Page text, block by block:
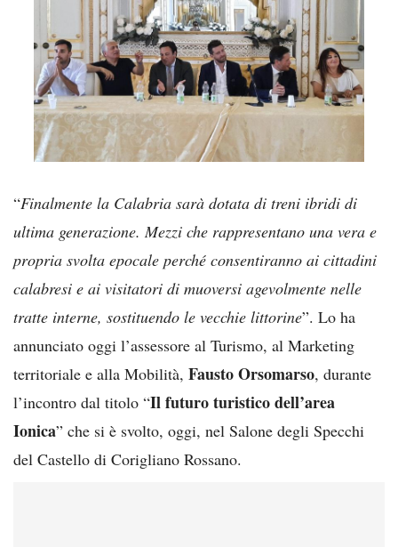
“Finalmente la Calabria sarà dotata di treni ibridi di
ultima generazione. Mezzi che rappresentano una vera e
propria svolta epocale perché consentiranno ai cittadini
calabresi e ai visitatori di muoversi agevolmente nelle
tratte interne, sostituendo le vecchie littorine”. Lo ha
annunciato oggi l’assessore al Turismo, al Marketing
territoriale e alla Mobilità, Fausto Orsomarso, durante
l’incontro dal titolo “Il futuro turistico dell’area
Ionica” che si è svolto, oggi, nel Salone degli Specchi
del Castello di Corigliano Rossano.